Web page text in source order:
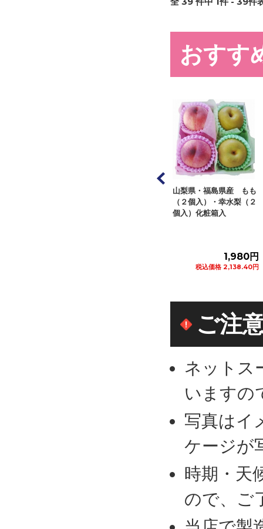
おすす
福島・山梨県など国内
産 もも 化粧箱 ４Ｌ
サイズ ６個入
2,580円
税込価格 2,786.40円
ご注
ネットス
いますの
写真はイ
ケージが
時期・天
ので、ご